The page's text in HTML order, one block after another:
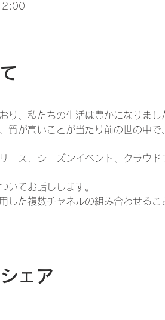
り、私たちの生活は豊かになりまし
質が高いことが当たり前の世の中
ース、シーズンイベント、クラウ
いてお話しします。
した複数チャネルの組み合わせるこ
ェア